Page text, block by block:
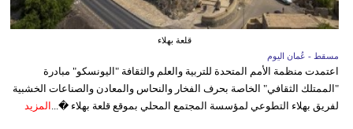
قلعة بهلاء
مسقط - عُمان اليوم
اعتمدت منظمة الأمم المتحدة للتربية والعلم والثقافة "اليونسكو" مبادرة
"الممتلك الثقافي" الخاصة بحرف الفخار والنحاس والمعادن والصناعات الخشبية
لفريق بهلاء التطوعي لمؤسسة المجتمع المحلي بموقع قلعة بهلاء �... المزيد